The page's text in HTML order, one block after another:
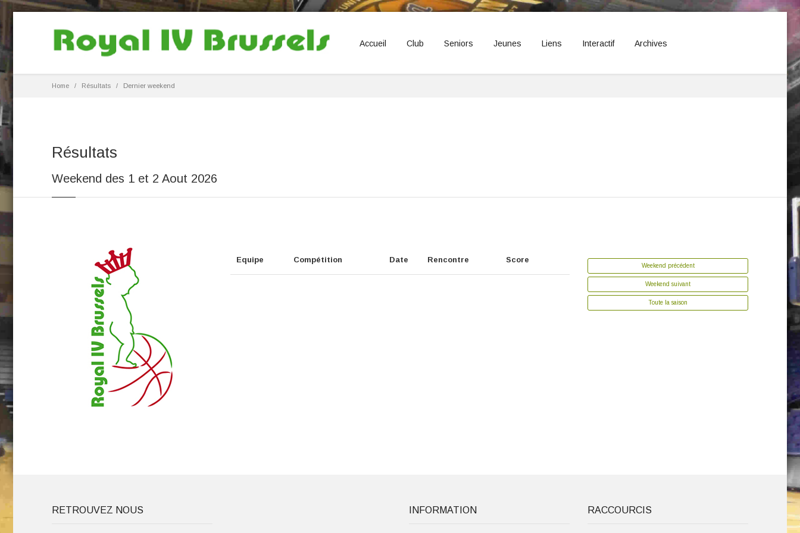
Accueil Club Seniors Jeunes Liens Interactif Archives
Home Résultats Dernier weekend
Résultats
Weekend des 1 et 2 Aout 2026
Weekend précédent
Weekend suivant
Toute la saison
Equipe Compétition Date Rencontre Score
RETROUVEZ NOUS INFORMATION RACCOURCIS